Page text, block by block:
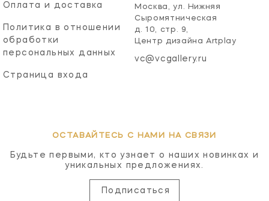
Оплата и доставка
Политика в отношении
обработки
персональных данных
Страница входа
Москва, ул. Нижняя
Сыромятническая
д. 10, стр. 9,
Центр дизайна Artplay
vc@vcgallery.ru
ОСТАВАЙТЕСЬ С НАМИ НА СВЯЗИ
Будьте первыми, кто узнает о наших новинках и
уникальных предложениях.
Подписаться